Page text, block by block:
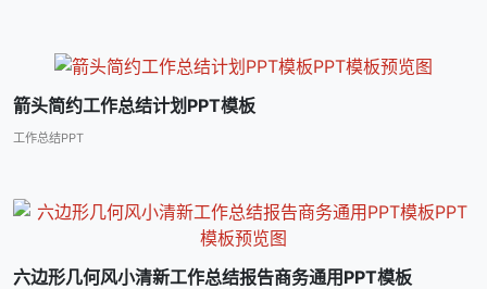
箭头简约工作总结计划PPT模板
工作总结PPT
六边形几何风小清新工作总结报告商务通用PPT模板